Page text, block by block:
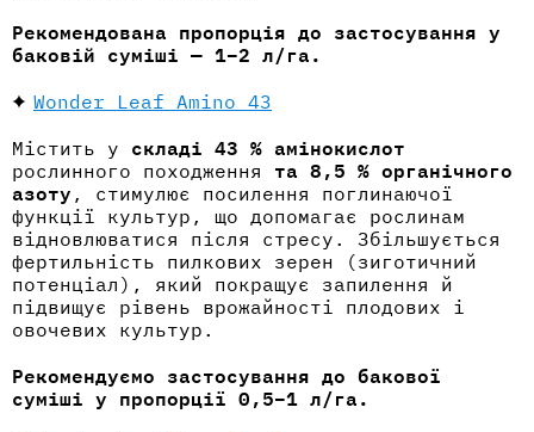
Рекомендована пропорція до застосування у
баковій суміші — 1–2 л/га.
Wonder Leaf Amino 43
Містить у складі 43 % амінокислот
рослинного походження та 8,5 % органічного
азоту , стимулює посилення поглинаючої
функції культур, що допомагає рослинам
відновлюватися після стресу. Збільшується
фертильність пилкових зерен (зиготичний
потенціал), який покращує запилення й
підвищує рівень врожайності плодових і
овочевих культур.
Рекомендуємо застосування до бакової
суміші у пропорції 0,5–1 л/га.